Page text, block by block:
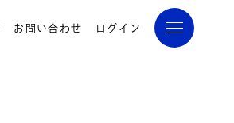
お問い合わせ ログイン